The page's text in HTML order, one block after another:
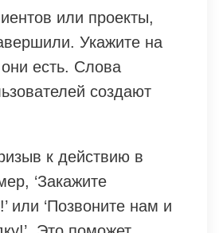
или проекты,
Укажите на
есть. Слова
создают
к действию в
‘Закажите
или ‘Позвоните нам и